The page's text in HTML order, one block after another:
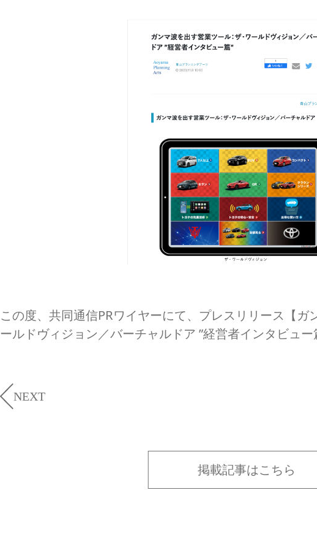
この度、共同通信PRワイヤーにて、プレスリリース【ガ
ールドヴィジョン／バーチャルドア ”経営者インタビュー
NEXT
掲載記事はこちら